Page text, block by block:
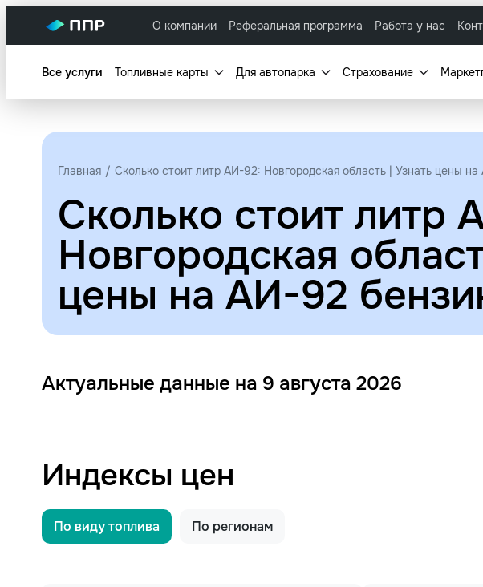
О компании Реферальная программа Работа у нас
Все услуги Топливные карты Для автопарка Страхование
Главная Сколько стоит литр АИ-92: Новгородская область | Узнать цены
Сколько стоит литр
Новгородская
цены на АИ-92
Актуальные данные на 9 августа 2026
Индексы цен
По виду топлива По регионам